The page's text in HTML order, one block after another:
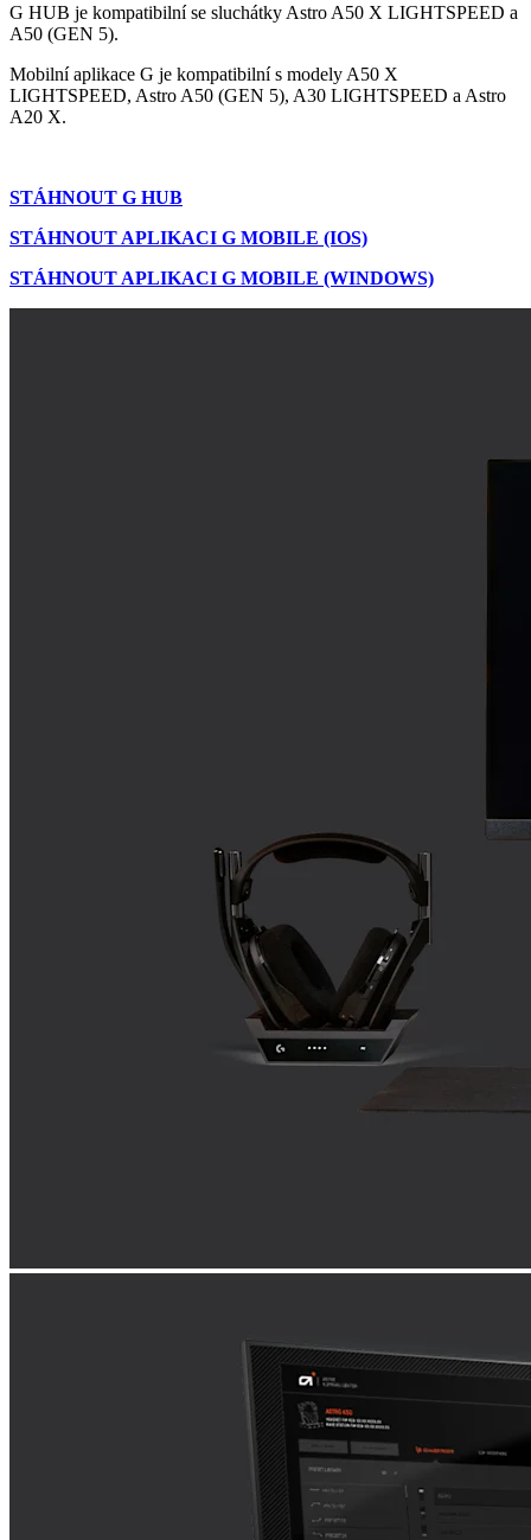
G HUB je kompatibilní se sluchátky Astro A50 X LIGHTSPEED a
A50 (GEN 5).
Mobilní aplikace G je kompatibilní s modely A50 X
LIGHTSPEED, Astro A50 (GEN 5), A30 LIGHTSPEED a Astro
A20 X.
STÁHNOUT G HUB
STÁHNOUT APLIKACI G MOBILE (IOS)
STÁHNOUT APLIKACI G MOBILE (WINDOWS)